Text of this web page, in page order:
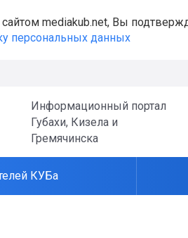
mediakub.net, Вы
персональных данных
Информационный портал
Губахи, Кизела и
Гремячинска
КУБа